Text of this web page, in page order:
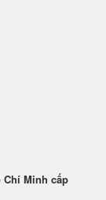
Chí Minh cấp